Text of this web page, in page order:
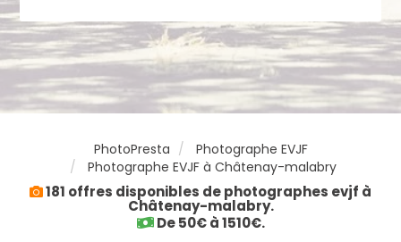
PhotoPresta
Photographe EVJF
Photographe EVJF à Châtenay-malabry
181 offres disponibles de photographes evjf à
Châtenay-malabry.
De 50€ à 1510€.